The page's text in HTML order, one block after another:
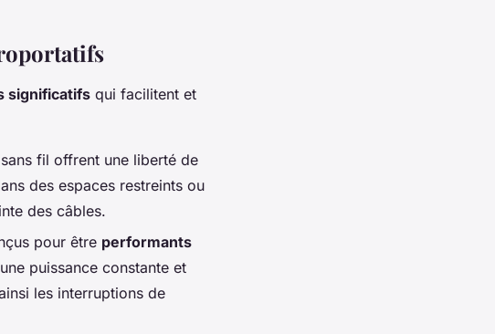
significatifs qui facilitent et
fil offrent une liberté de
des espaces restreints ou
des câbles.
pour être performants
puissance constante et
les interruptions de